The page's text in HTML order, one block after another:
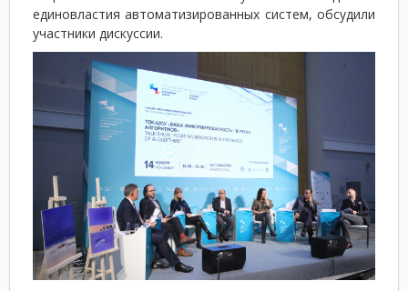
единовластия автоматизированных систем, обсудили
участники дискуссии.